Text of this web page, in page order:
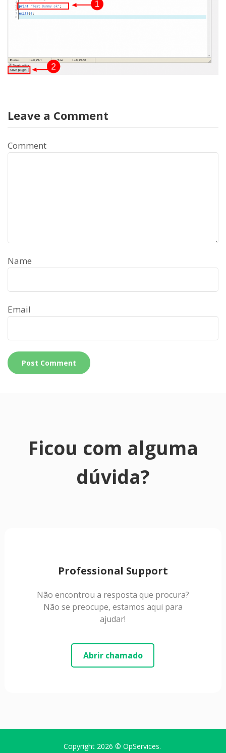
Leave a Comment
Comment
Name
Email
Ficou com alguma
dúvida?
Professional Support
Não encontrou a resposta que procura?
Não se preocupe, estamos aqui para
ajudar!
Abrir chamado
Copyright 2026 © OpServices.